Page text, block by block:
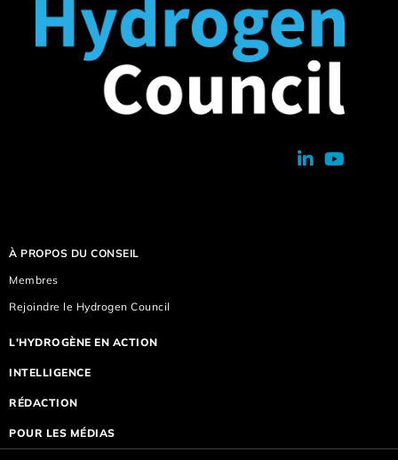
À PROPOS DU CONSEIL
Membres
Rejoindre le Hydrogen Council
L'HYDROGÈNE EN ACTION
INTELLIGENCE
RÉDACTION
POUR LES MÉDIAS